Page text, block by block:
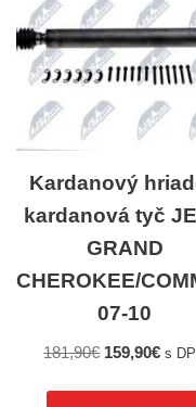
Kardanový
kardanová tyč
GRAND
CHEROKEE/
07-10
181,90€ 159,90€ s